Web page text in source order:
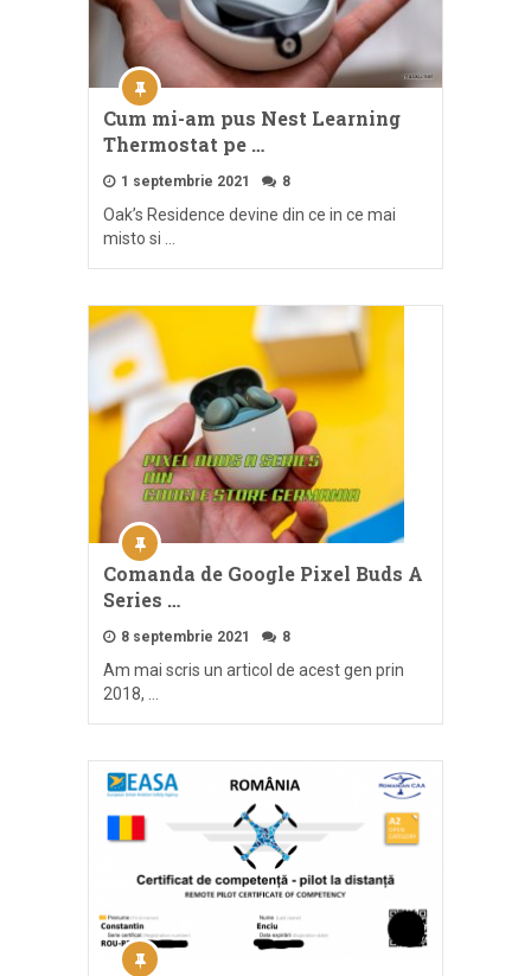
Cum mi-am pus Nest Learning
Thermostat pe …
1 septembrie 2021 8
Oak’s Residence devine din ce in ce mai
misto si …
Comanda de Google Pixel Buds A
Series …
8 septembrie 2021 8
Am mai scris un articol de acest gen prin
2018, …